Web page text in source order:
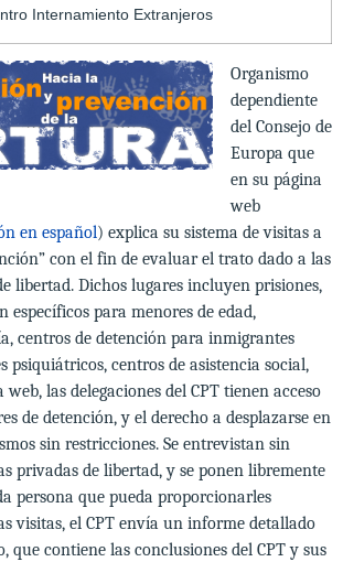
Internamiento Extranjeros
Organismo
dependiente
del Consejo de
Europa que
en su página
web
en español) explica su sistema de visitas a
con el fin de evaluar el trato dado a las
libertad. Dichos lugares incluyen prisiones,
específicos para menores de edad,
centros de detención para inmigrantes
psiquiátricos, centros de asistencia social,
web, las delegaciones del CPT tienen acceso
de detención, y el derecho a desplazarse en
sin restricciones. Se entrevistan sin
privadas de libertad, y se ponen libremente
persona que pueda proporcionarles
visitas, el CPT envía un informe detallado
que contiene las conclusiones del CPT y sus